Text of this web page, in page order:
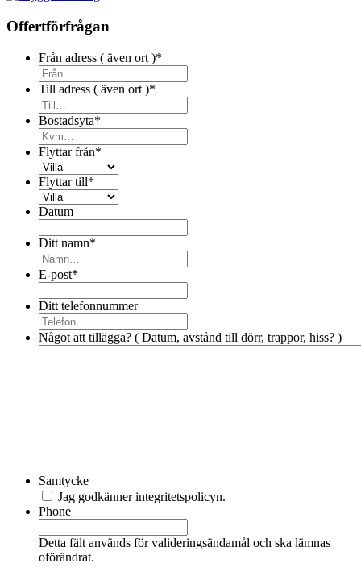
Offertförfrågan
Från adress ( även ort )*
Till adress ( även ort )*
Bostadsyta*
Flyttar från*
Flyttar till*
Datum
Ditt namn*
E-post*
Ditt telefonnummer
Något att tillägga? ( Datum, avstånd till dörr, trappor, hiss? )
Samtycke
Jag godkänner integritetspolicyn.
Phone
Detta fält används för valideringsändamål och ska lämnas
oförändrat.